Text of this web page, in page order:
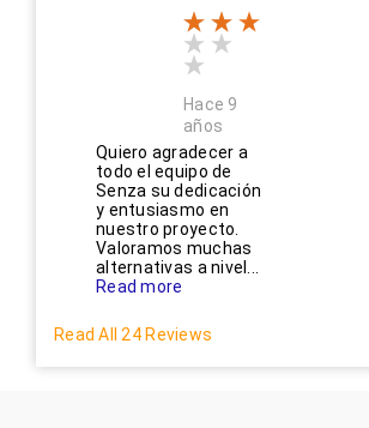
Hace 9
años
Quiero agradecer a
todo el equipo de
Senza su dedicación
y entusiasmo en
nuestro proyecto.
Valoramos muchas
alternativas a nivel...
Read more
Read All 24 Reviews